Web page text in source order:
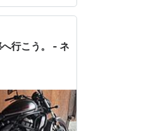
行こう。 - ネ